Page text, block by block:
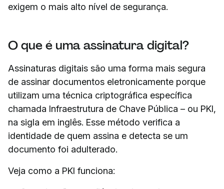
exigem o mais alto nível de segurança.
O que é uma assinatura digital?
Assinaturas digitais são uma forma mais segura
de assinar documentos eletronicamente porque
utilizam uma técnica criptográfica específica
chamada Infraestrutura de Chave Pública – ou PKI,
na sigla em inglês. Esse método verifica a
identidade de quem assina e detecta se um
documento foi adulterado.
Veja como a PKI funciona: